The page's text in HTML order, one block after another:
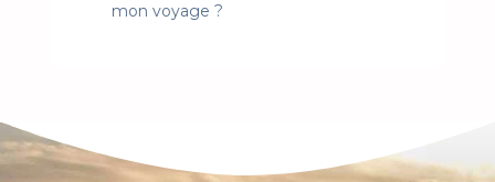
mon voyage ?